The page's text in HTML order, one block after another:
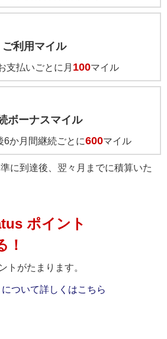
ご利用マイル
支払いごとに月 100マイル
ボーナスマイル
6か月間継続ごとに600マイル
に到達後、翌々月までに積算いた
ポイント
！
トがたまります。
ついて詳しくはこちら